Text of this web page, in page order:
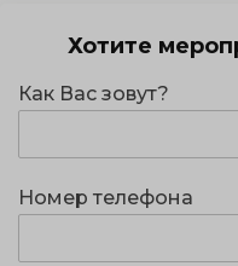
Хотите
Как Вас зовут?
Номер телефона